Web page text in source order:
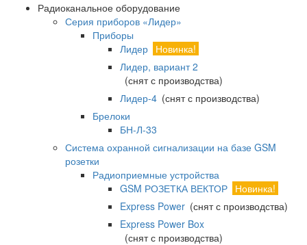
Радиоканальное оборудование
Серия приборов «Лидер»
Приборы
Лидер Новинка!
Лидер, вариант 2
(снят с производства)
Лидер-4 (снят с производства)
Брелоки
БН-Л-33
Система охранной сигнализации на базе GSM
розетки
Радиоприемные устройства
GSM РОЗЕТКА ВЕКТОР Новинка!
Express Power (снят с производства)
Express Power Box
(снят с производства)